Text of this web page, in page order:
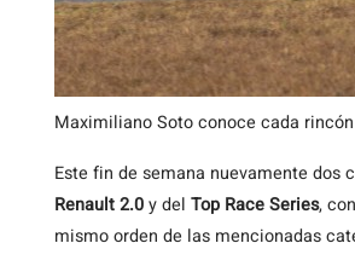
Maximiliano Soto conoce cada
Este fin de semana nuevamente
Renault 2.0y del Top Race Series,
mismo orden de las mencionadas